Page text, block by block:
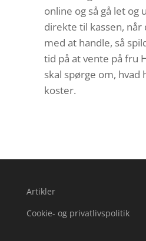
online og så gå let og
direkte til kassen,
med at handle, så
tid på at vente på fru
skal spørge om, hvad
koster.
Artikler
Cookie- og privatlivspolitik